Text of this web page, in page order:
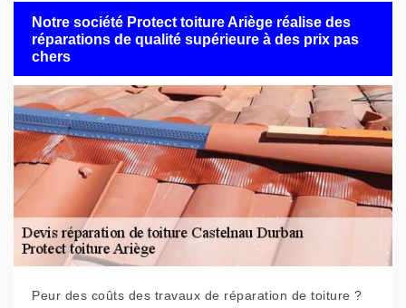
Notre société Protect toiture Ariège réalise des
réparations de qualité supérieure à des prix pas
chers
Peur des coûts des travaux de réparation de toiture ?